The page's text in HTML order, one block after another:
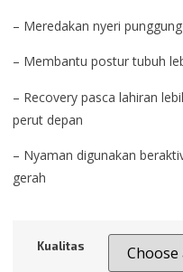
– Meredakan nyeri
– Membantu postur tubuh
– Recovery pasca lahiran
perut depan
– Nyaman digunakan
gerah
Kualitas